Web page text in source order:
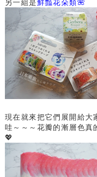
另一組是鮮豔花朵類🌺
現在就來把它們展開給大
哇～～～花瓣的漸層色真
💖